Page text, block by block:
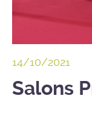
14/10/2021
Salons